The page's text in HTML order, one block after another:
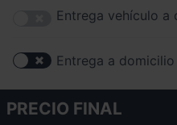
Entrega vehículo a
Entrega a domicilio
PRECIO FINAL